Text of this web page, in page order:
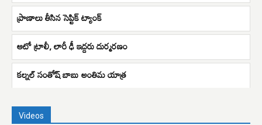
ప్రాణాలు తీసిన సెప్టిక్ ట్యాంక్
ఆటో ట్రాలీ, లారీ ఢీ ఇద్దరు దుర్మరణం
కల్నల్‌ సంతోష్ బాబు‌ అంతిమ యాత్ర
Videos